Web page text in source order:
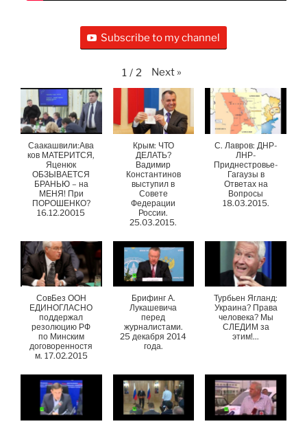
Subscribe to my channel
1 / 2 Next »
Саакашвили:Ава
ков МАТЕРИТСЯ,
Яценюк
ОБЗЫВАЕТСЯ
БРАНЬЮ – на
МЕНЯ! При
ПОРОШЕНКО?
16.12.20015
Крым: ЧТО
ДЕЛАТЬ?
Вадимир
Константинов
выступил в
Совете
Федерации
России.
25.03.2015.
С. Лавров: ДНР-
ЛНР-
Приднестровье-
Гагаузы в
Ответах на
Вопросы
18.03.2015.
СовБез ООН
ЕДИНОГЛАСНО
поддержал
резолюцию РФ
по Минским
договоренностя
м. 17.02.2015
Брифинг А.
Лукашевича
перед
журналистами.
25 декабря 2014
года.
Турбьен Ягланд:
Украина? Права
человека? Мы
СЛЕДИМ за
этим!...